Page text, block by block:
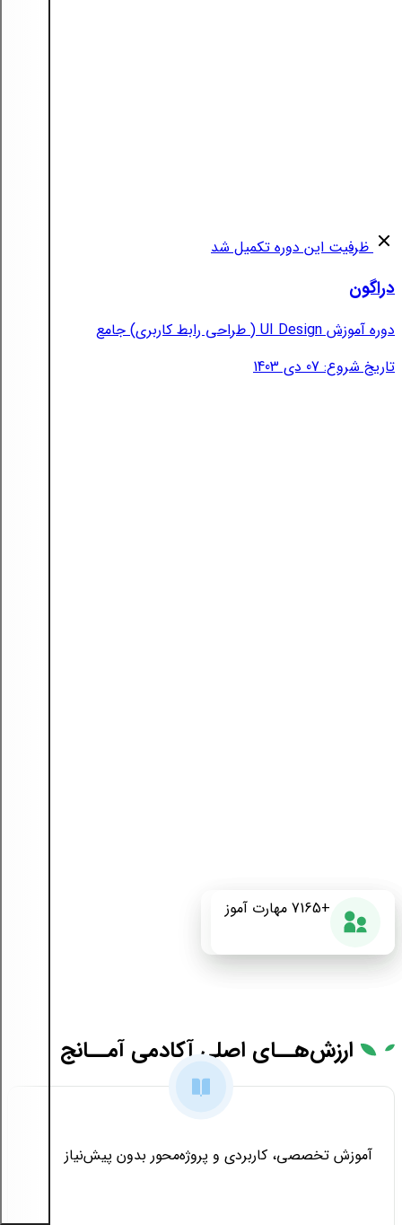
ظرفیت این دوره تکمیل شد
دراگون
دوره آموزش UI Design ( طراحی رابط کاربری) جامع
تاریخ شروع: 07 دی 1403
+175 دوره آموزشی 87% رضایت از دوره +7165 مهارت آموز
ارزش‌هــای اصلی آکادمی آمــانج
آموزش تخصصی، کاربردی و پروژه‌محور بدون پیش‌نیاز